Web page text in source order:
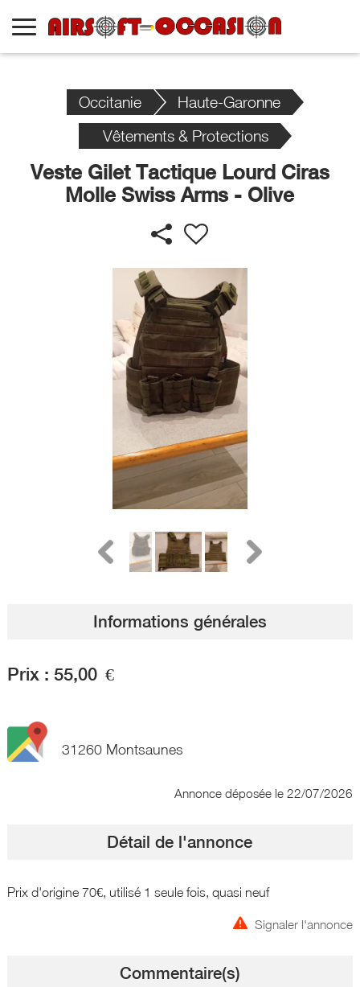
Occitanie
Haute-Garonne
Vêtements & Protections
Veste Gilet Tactique Lourd Ciras
Molle Swiss Arms - Olive
Informations générales
Prix : 55,00 €
31260 Montsaunes
Annonce déposée le 22/07/2026
Détail de l'annonce
Prix d'origine 70€, utilisé 1 seule fois, quasi neuf
Signaler l'annonce
Commentaire(s)